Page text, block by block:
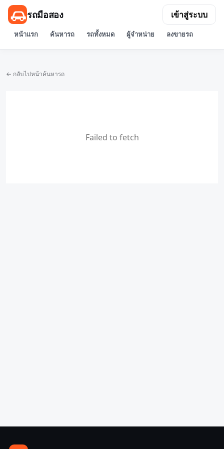
รถมือสอง
หน้าแรก ค้นหารถ รถทั้งหมด ผู้จำหน่าย ลงขายรถ
เข้าสู่ระบบ
← กลับไปหน้าค้นหารถ
Failed to fetch